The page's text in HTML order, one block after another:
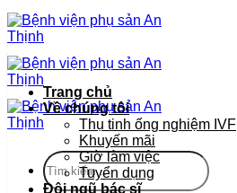
Bỏ
qua
nội
dung
Trang chủ
Về chúng tôi
Thụ tinh ống nghiệm IVF
Khuyến mãi
Giờ làm việc
Tuyển dụng
Đội ngũ bác sĩ